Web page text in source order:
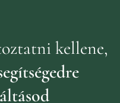
kellene,